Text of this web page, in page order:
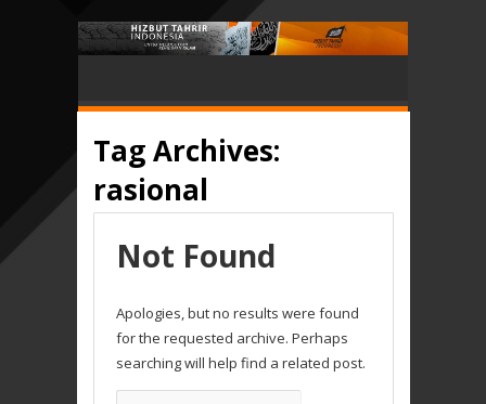
Tag Archives:
rasional
Not Found
Apologies, but no results were found
for the requested archive. Perhaps
searching will help find a related post.